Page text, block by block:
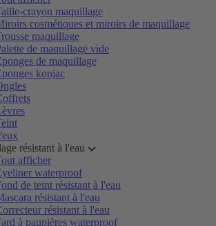
crayon maquillage
cosmétiques et miroirs de maquillage
maquillage
de maquillage vide
de maquillage
konjac
résistant à l'eau
afficher
waterproof
de teint résistant à l'eau
résistant à l'eau
résistant à l'eau
à paupières waterproof